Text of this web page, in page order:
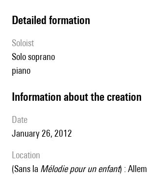
detailed formation
Soloist
solo soprano
piano
information about the creation
date
January 26, 2012
location
(sans la Mélodie pour un enfant) :